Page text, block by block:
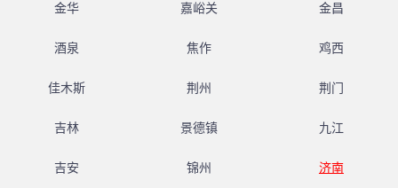
金华 嘉峪关 金昌
酒泉 焦作 鸡西
佳木斯 荆州 荆门
吉林 景德镇 九江
吉安 锦州 济南